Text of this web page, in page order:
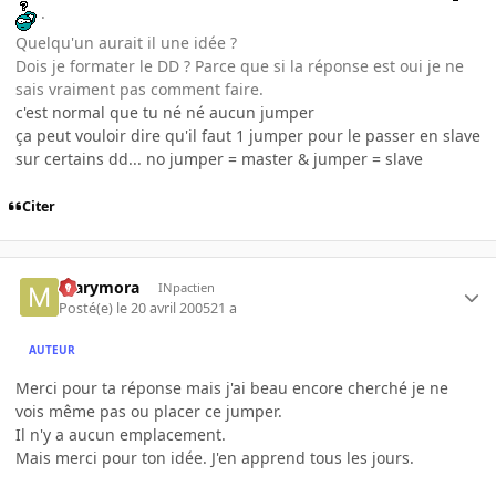
.
Quelqu'un aurait il une idée ?
Dois je formater le DD ? Parce que si la réponse est oui je ne
sais vraiment pas comment faire.
c'est normal que tu né né aucun jumper
ça peut vouloir dire qu'il faut 1 jumper pour le passer en slave
sur certains dd... no jumper = master & jumper = slave
Citer
marymora INpactien
Posté(e) le 20 avril 200521 a
AUTEUR
Merci pour ta réponse mais j'ai beau encore cherché je ne
vois même pas ou placer ce jumper.
Il n'y a aucun emplacement.
Mais merci pour ton idée. J'en apprend tous les jours.